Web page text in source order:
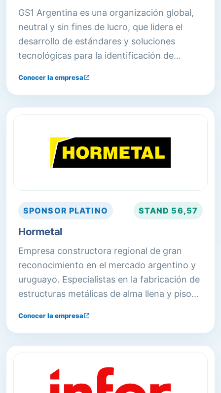
GS1 Argentina es una organización global,
neutral y sin fines de lucro, que lidera el
desarrollo de estándares y soluciones
tecnológicas para la identificación de
Conocer la empresa
SPONSOR PLATINO STAND 56,57
Hormetal
Empresa constructora regional de gran
reconocimiento en el mercado argentino y
uruguayo. Especialistas en la fabricación de
estructuras metálicas de alma llena y pisos
logísticos, industrias, agroindustrias y retail.
Conocer la empresa